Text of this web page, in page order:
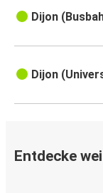
Dijon
Dijon
Entdecke